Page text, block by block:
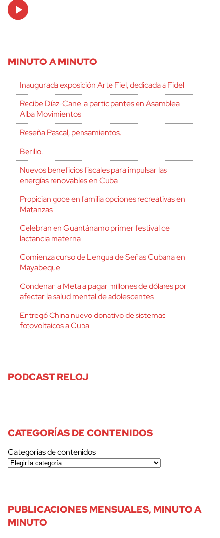
Audio
Player
MINUTO A MINUTO
Inaugurada exposición Arte Fiel, dedicada a Fidel
Recibe Díaz-Canel a participantes en Asamblea
Alba Movimientos
Reseña Pascal, pensamientos.
Berilio.
Nuevos beneficios fiscales para impulsar las
energías renovables en Cuba
Propician goce en familia opciones recreativas en
Matanzas
Celebran en Guantánamo primer festival de
lactancia materna
Comienza curso de Lengua de Señas Cubana en
Mayabeque
Condenan a Meta a pagar millones de dólares por
afectar la salud mental de adolescentes
Entregó China nuevo donativo de sistemas
fotovoltaicos a Cuba
PODCAST RELOJ
CATEGORÍAS DE CONTENIDOS
Categorías de contenidos
PUBLICACIONES MENSUALES, MINUTO A
MINUTO